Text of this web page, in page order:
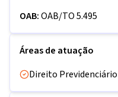
OAB:OAB/TO 5.495
Áreas de atuação
Direito Previdenciário